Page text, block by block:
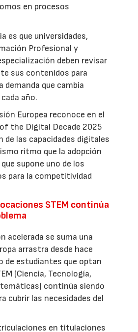
en procesos
es que universidades,
Profesional y
deben revisar
sus contenidos para
demanda que cambia
año.
Europea reconoce en el
the Digital Decade 2025
de las capacidades digitales
ritmo que la adopción
supone uno de los
para la competitividad
STEM continúa
acelerada se suma una
arrastra desde hace
de estudiantes que optan
(Ciencia, Tecnología,
continúa siendo
cubrir las necesidades del
en titulaciones